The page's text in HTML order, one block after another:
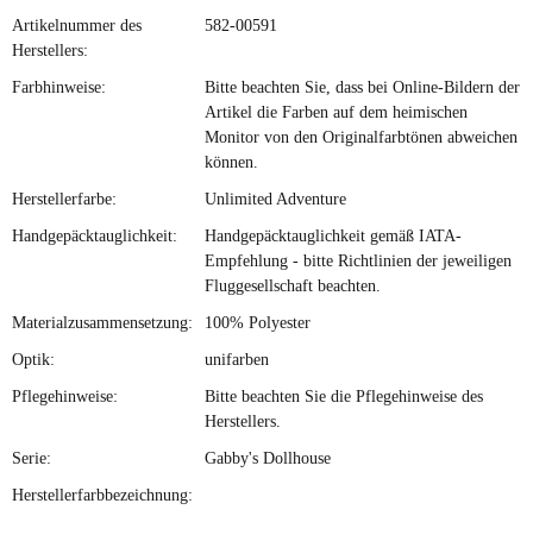
Artikelnummer des
Herstellers:
582-00591
Farbhinweise:
Bitte beachten Sie, dass bei Online-Bildern der
Artikel die Farben auf dem heimischen
Monitor von den Originalfarbtönen abweichen
können.
Herstellerfarbe: Unlimited Adventure
Handgepäcktauglichkeit:
Handgepäcktauglichkeit gemäß IATA-
Empfehlung - bitte Richtlinien der jeweiligen
Fluggesellschaft beachten.
Materialzusammensetzung: 100% Polyester
Optik: unifarben
Pflegehinweise:
Bitte beachten Sie die Pflegehinweise des
Herstellers.
Serie: Gabby's Dollhouse
Herstellerfarbbezeichnung: